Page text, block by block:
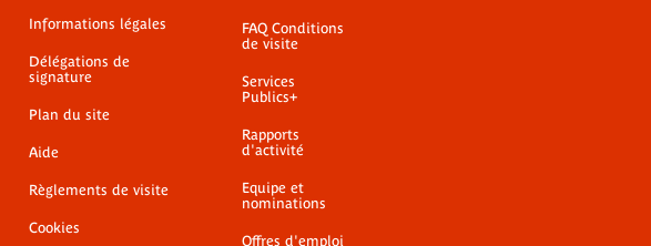
Informations légales
Délégations de
signature
Plan du site
Aide
Règlements de visite
Cookies
FAQ Conditions
de visite
Services
Publics+
Rapports
d'activité
Equipe et
nominations
Offres d'emploi